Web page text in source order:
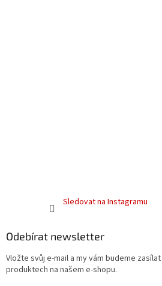
Sledovat na Instagramu
Odebírat newsletter
Vložte svůj e-mail a my vám budeme
produktech na našem e-shopu.